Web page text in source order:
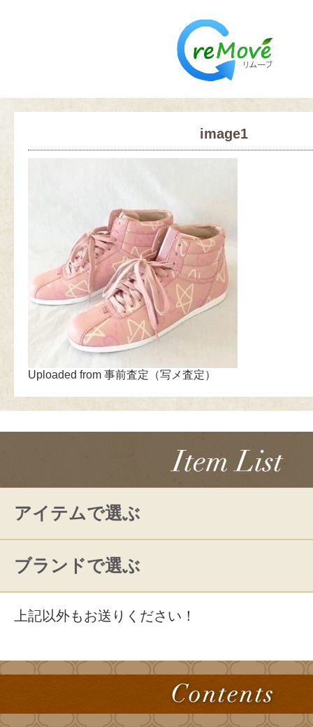
image1
Uploaded from 事前査定（写メ査定）
アイテムで選ぶ
ブランドで選ぶ
上記以外もお送りください！